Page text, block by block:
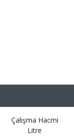
Çalışma Hacmi
Litre